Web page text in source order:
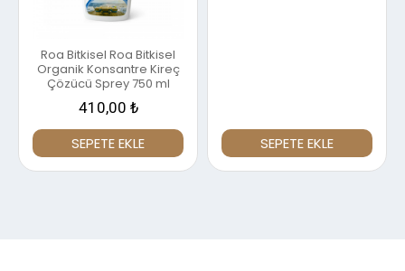
Roa Bitkisel Roa Bitkisel
Organik Konsantre Kireç
Çözücü Sprey 750 ml
410,00 ₺
SEPETE EKLE SEPETE EKLE